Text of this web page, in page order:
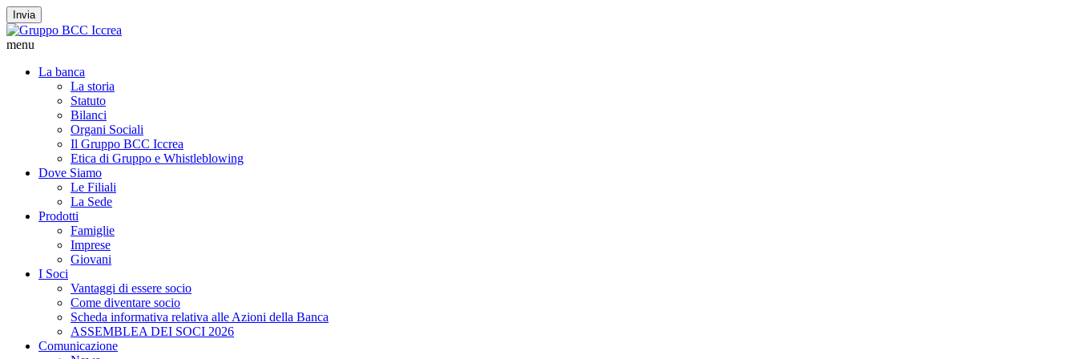
Invia
menu
La banca
La storia
Statuto
Bilanci
Organi Sociali
Il Gruppo BCC Iccrea
Etica di Gruppo e Whistleblowing
Dove Siamo
Le Filiali
La Sede
Prodotti
Famiglie
Imprese
Giovani
I Soci
Vantaggi di essere socio
Come diventare socio
Scheda informativa relativa alle Azioni della Banca
ASSEMBLEA DEI SOCI 2026
Comunicazione